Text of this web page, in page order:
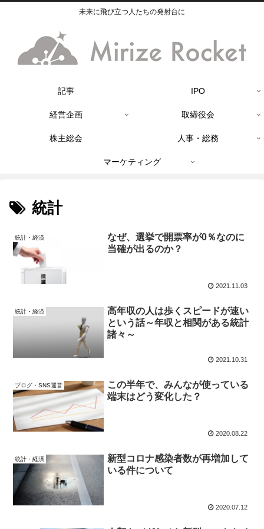
未来に飛び立つ人たちの発射台に
記事 IPO
経営企画 取締役会
株主総会 人事・総務
マーケティング
統計
統計・経済
なぜ、選挙で開票率が0％なのに
当確が出るのか？
2021.11.03
統計・経済
高年収の人は歩くスピードが速い
という話～年収と相関がある統計
諸々～
2021.10.31
ブログ・SNS運営
この半年で、みんなが使っている
端末はどう変化した？
2020.08.22
統計・経済
新型コロナ感染者数が再増加して
いる件について
2020.07.12